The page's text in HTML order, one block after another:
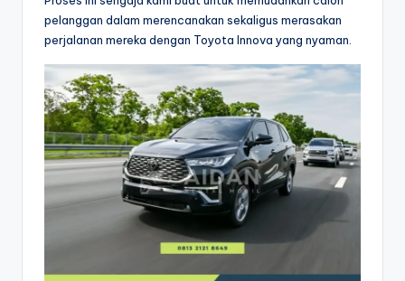
pelanggan dalam merencanakan sekaligus merasakan
perjalanan mereka dengan Toyota Innova yang nyaman.